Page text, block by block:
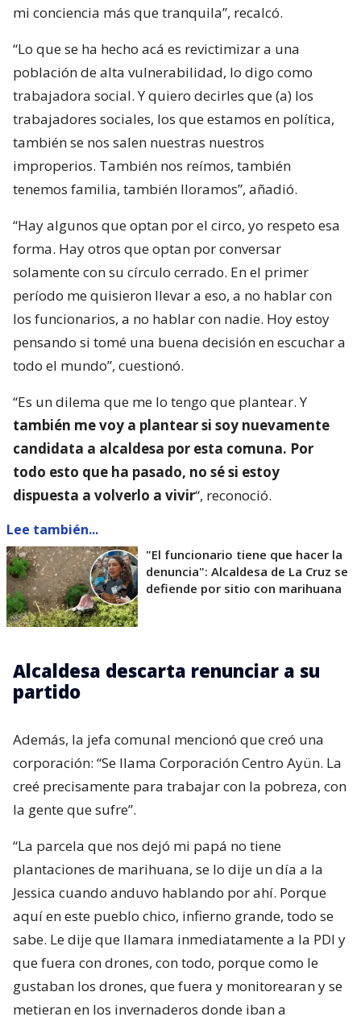
mi conciencia más que tranquila”, recalcó.
“Lo que se ha hecho acá es revictimizar a una
población de alta vulnerabilidad, lo digo como
trabajadora social. Y quiero decirles que (a) los
trabajadores sociales, los que estamos en política,
también se nos salen nuestras nuestros
improperios. También nos reímos, también
tenemos familia, también lloramos”, añadió.
“Hay algunos que optan por el circo, yo respeto esa
forma. Hay otros que optan por conversar
solamente con su círculo cerrado. En el primer
período me quisieron llevar a eso, a no hablar con
los funcionarios, a no hablar con nadie. Hoy estoy
pensando si tomé una buena decisión en escuchar a
todo el mundo”, cuestionó.
“Es un dilema que me lo tengo que plantear. Y
también me voy a plantear si soy nuevamente
candidata a alcaldesa por esta comuna. Por
todo esto que ha pasado, no sé si estoy
dispuesta a volverlo a vivir“, reconoció.
Lee también...
"El funcionario tiene que hacer la
denuncia": Alcaldesa de La Cruz se
defiende por sitio con marihuana
Alcaldesa descarta renunciar a su
partido
Además, la jefa comunal mencionó que creó una
corporación: “Se llama Corporación Centro Ayün. La
creé precisamente para trabajar con la pobreza, con
la gente que sufre”.
“La parcela que nos dejó mi papá no tiene
plantaciones de marihuana, se lo dije un día a la
Jessica cuando anduvo hablando por ahí. Porque
aquí en este pueblo chico, infierno grande, todo se
sabe. Le dije que llamara inmediatamente a la PDI y
que fuera con drones, con todo, porque como le
gustaban los drones, que fuera y monitorearan y se
metieran en los invernaderos donde iban a